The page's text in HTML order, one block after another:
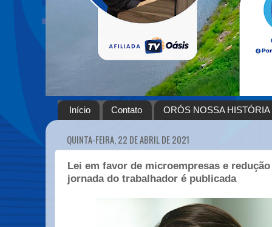
Início Contato ORÓS NOSSA HISTÓRIA
QUINTA-FEIRA, 22 DE ABRIL DE 2021
Lei em favor de microempresas e
jornada do trabalhador é publicada